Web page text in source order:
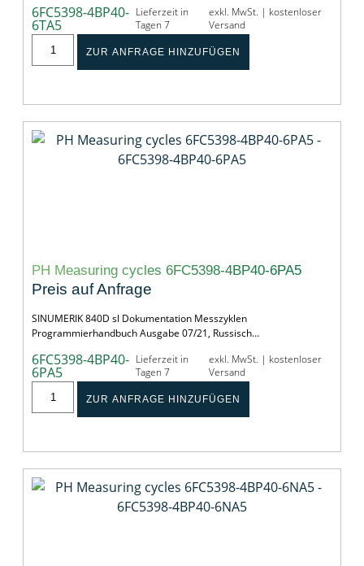
6FC5398-4BP40-
6TA5
Lieferzeit in
Tagen 7
exkl. MwSt. | kostenloser
Versand
ZUR ANFRAGE HINZUFÜGEN
PH Measuring cycles 6FC5398-4BP40-6PA5
Preis auf Anfrage
SINUMERIK 840D sl Dokumentation Messzyklen
Programmierhandbuch Ausgabe 07/21, Russisch…
6FC5398-4BP40-
6PA5
Lieferzeit in
Tagen 7
exkl. MwSt. | kostenloser
Versand
ZUR ANFRAGE HINZUFÜGEN